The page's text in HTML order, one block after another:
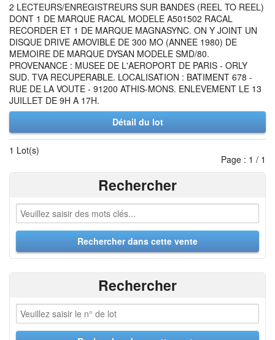
2 LECTEURS/ENREGISTREURS SUR BANDES (REEL TO REEL)
DONT 1 DE MARQUE RACAL MODELE A501502 RACAL
RECORDER ET 1 DE MARQUE MAGNASYNC. ON Y JOINT UN
DISQUE DRIVE AMOVIBLE DE 300 MO (ANNEE 1980) DE
MEMOIRE DE MARQUE DYSAN MODELE SMD/80.
PROVENANCE : MUSEE DE L'AEROPORT DE PARIS - ORLY
SUD. TVA RECUPERABLE. LOCALISATION : BATIMENT 678 -
RUE DE LA VOUTE - 91200 ATHIS-MONS. ENLEVEMENT LE 13
JUILLET DE 9H A 17H.
Détail du lot
1 Lot(s)
Page : 1 / 1
Rechercher
Rechercher